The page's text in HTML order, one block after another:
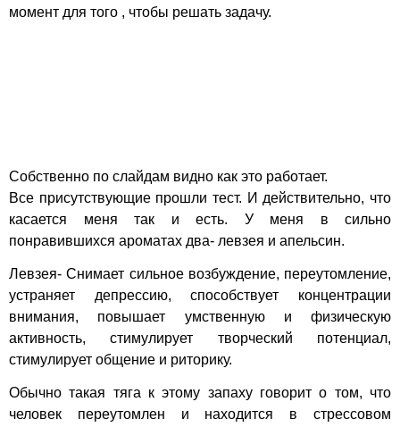
момент для того , чтобы решать задачу.
Собственно по слайдам видно как это работает.
Все присутствующие прошли тест. И действительно, что
касается меня так и есть. У меня в сильно
понравившихся ароматах два- левзея и апельсин.
Левзея- Снимает сильное возбуждение, переутомление,
устраняет депрессию, способствует концентрации
внимания, повышает умственную и физическую
активность, стимулирует творческий потенциал,
стимулирует общение и риторику.
Обычно такая тяга к этому запаху говорит о том, что
человек переутомлен и находится в стрессовом